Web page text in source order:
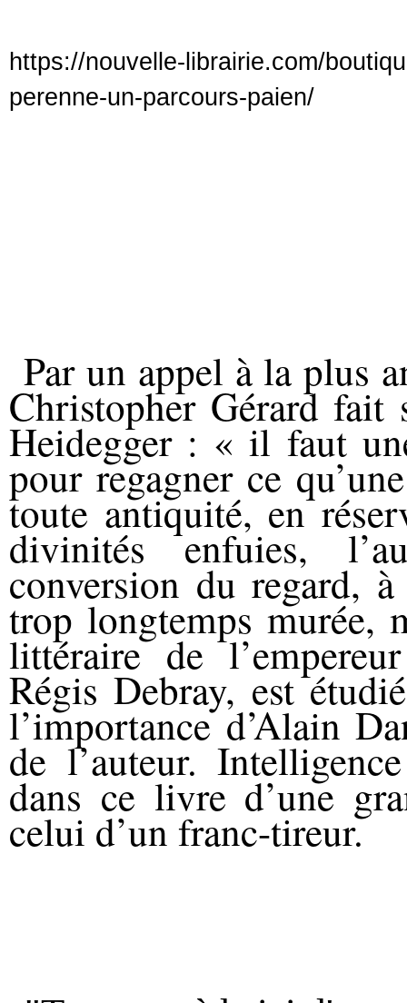
https://nouvelle-librairie.com/
perenne-un-parcours-paien/
Par un appel à la plus
Christopher Gérard fait
Heidegger : « il faut
pour regagner ce
toute antiquité, en
divinités enfuies,
conversion du regard,
trop longtemps murée,
littéraire de
Régis Debray, est
l’importance d’Alain
de l’auteur.
dans ce livre d’une
celui d’un franc-tireur.